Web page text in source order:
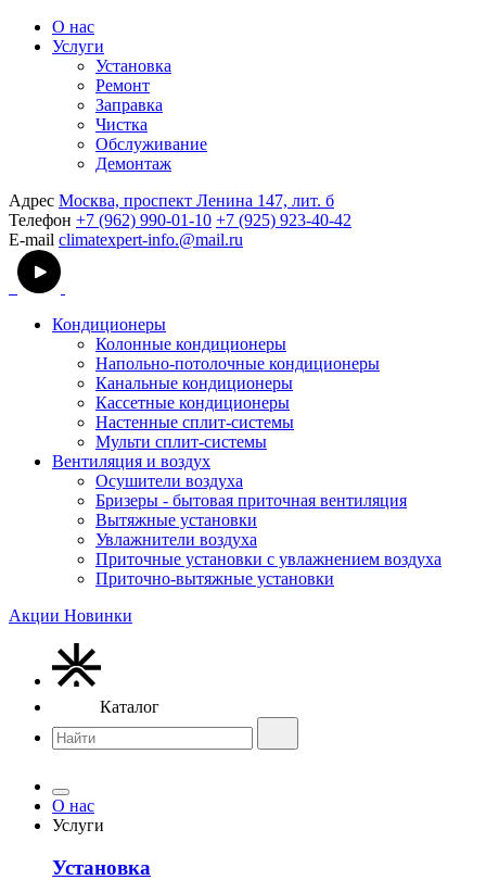
О нас
Услуги
Установка
Ремонт
Заправка
Чистка
Обслуживание
Демонтаж
Адрес Москва, проспект Ленина 147, лит. б
Телефон +7 (962) 990-01-10 +7 (925) 923-40-42
E-mail climatexpert-info.@mail.ru
Кондиционеры
Колонные кондиционеры
Напольно-потолочные кондиционеры
Канальные кондиционеры
Кассетные кондиционеры
Настенные сплит-системы
Мульти сплит-системы
Вентиляция и воздух
Осушители воздуха
Бризеры - бытовая приточная вентиляция
Вытяжные установки
Увлажнители воздуха
Приточные установки с увлажнением воздуха
Приточно-вытяжные установки
Акции Новинки
Каталог
О нас
Услуги
Установка